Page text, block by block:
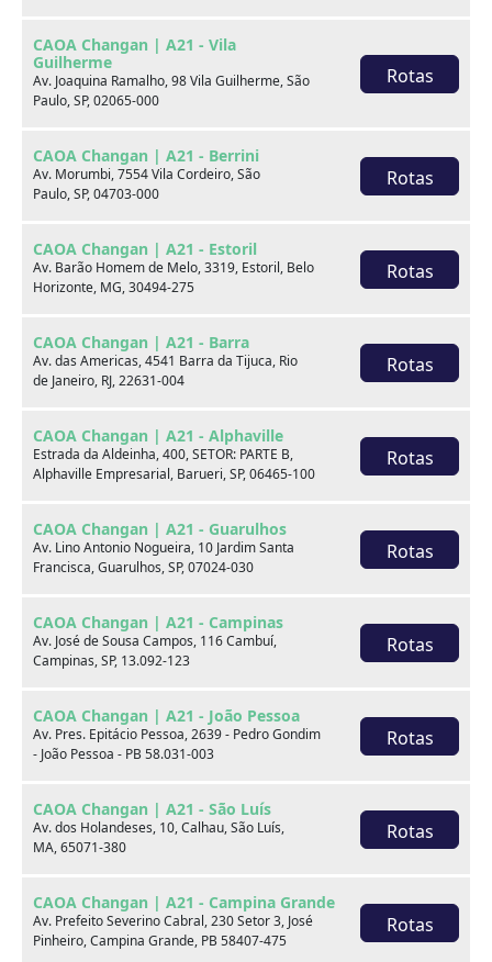
CAOA Changan | A21 - Vila
Guilherme
Av. Joaquina Ramalho, 98 Vila Guilherme, São
Paulo, SP, 02065-000
Rotas
CAOA Changan | A21 - Berrini
Av. Morumbi, 7554 Vila Cordeiro, São
Paulo, SP, 04703-000
Rotas
CAOA Changan | A21 - Estoril
Av. Barão Homem de Melo, 3319, Estoril, Belo
Horizonte, MG, 30494-275
Rotas
CAOA Changan | A21 - Barra
Av. das Americas, 4541 Barra da Tijuca, Rio
de Janeiro, RJ, 22631-004
Rotas
CAOA Changan | A21 - Alphaville
Estrada da Aldeinha, 400, SETOR: PARTE B,
Alphaville Empresarial, Barueri, SP, 06465-100
Rotas
CAOA Changan | A21 - Guarulhos
Av. Lino Antonio Nogueira, 10 Jardim Santa
Francisca, Guarulhos, SP, 07024-030
Rotas
CAOA Changan | A21 - Campinas
Av. José de Sousa Campos, 116 Cambuí,
Campinas, SP, 13.092-123
Rotas
CAOA Changan | A21 - João Pessoa
Av. Pres. Epitácio Pessoa, 2639 - Pedro Gondim
- João Pessoa - PB 58.031-003
Rotas
CAOA Changan | A21 - São Luís
Av. dos Holandeses, 10, Calhau, São Luís,
MA, 65071-380
Rotas
CAOA Changan | A21 - Campina Grande
Av. Prefeito Severino Cabral, 230 Setor 3, José
Pinheiro, Campina Grande, PB 58407-475
Rotas
Final da placa
Fale com um especialista:
Telefones
Compartilhe:
Opcionais
Airbag do motorista
Alarme
Ar condicionado
Desembaçador traseiro
Direção hidráulica
Rádio
Retrovisores elétricos
Vidros elétricos
Volante com Regulagem
Entrada USB
Direção Elétrica
Kit Multimídia
Sensor de